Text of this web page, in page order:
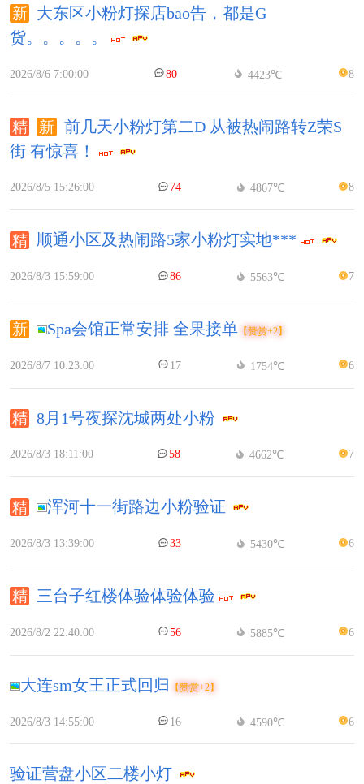
大东区小粉灯探店bao告，都是G
货。。。。。
2026/8/6 7:00:00 80 4423℃ 8
前几天小粉灯第二D 从被热闹路转Z荣S
街 有惊喜！
2026/8/5 15:26:00 74 4867℃ 8
顺通小区及热闹路5家小粉灯实地***
2026/8/3 15:59:00 86 5563℃ 7
Spa会馆正常安排 全果接单 【赞赏+2】
2026/8/7 10:23:00 17 1754℃ 6
8月1号夜探沈城两处小粉
2026/8/3 18:11:00 58 4662℃ 7
浑河十一街路边小粉验证
2026/8/3 13:39:00 33 5430℃ 6
三台子红楼体验体验体验
2026/8/2 22:40:00 56 5885℃ 6
大连sm女王正式回归 【赞赏+2】
2026/8/3 14:55:00 16 4590℃ 6
验证营盘小区二楼小灯